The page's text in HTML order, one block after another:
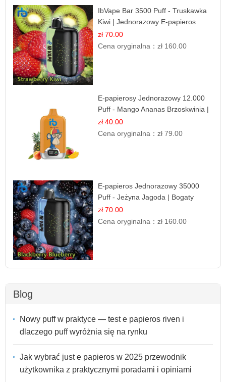
IbVape Bar 3500 Puff - Truskawka
Kiwi | Jednorazowy E-papieros
zł 70.00
Cena oryginalna：zł 160.00
E-papierosy Jednorazowy 12.000
Puff - Mango Ananas Brzoskwinia |
Tropikalna Mieszanka
zł 40.00
Cena oryginalna：zł 79.00
E-papieros Jednorazowy 35000
Puff - Jeżyna Jagoda | Bogaty
Smak Leśnych Owoców
zł 70.00
Cena oryginalna：zł 160.00
Blog
Nowy puff w praktyce — test e papieros riven i
dlaczego puff wyróżnia się na rynku
Jak wybrać just e papieros w 2025 przewodnik
użytkownika z praktycznymi poradami i opiniami